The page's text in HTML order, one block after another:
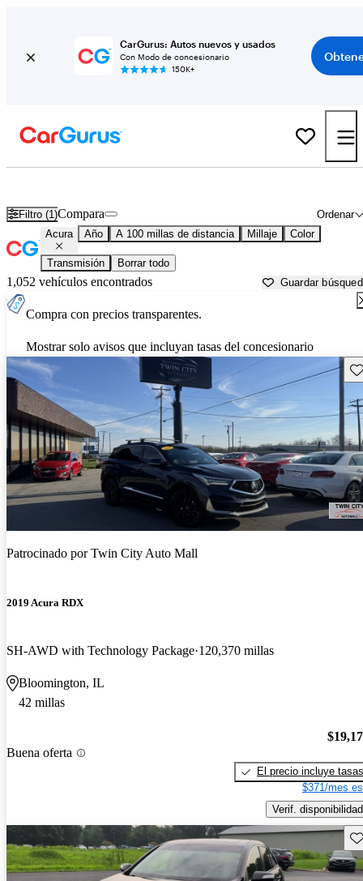
CarGurus: Autos nuevos y usados
Con Modo de concesionario
150K+
Filtro (1) Ordenar
Compara
Acura Año A 100 millas de distancia Millaje Color
Transmisión Borrar todo
1,052 vehículos encontrados Guardar
Compra con precios transparentes.
Mostrar solo avisos que incluyan tasas del concesionario
Patrocinado porTwin City Auto Mall
2019 Acura RDX
SH-AWD with Technology Package 120,370 millas
Bloomington, IL
42 millas
Buena oferta
El precio incluye tasas
$371/mes
Verif. disponibilidad